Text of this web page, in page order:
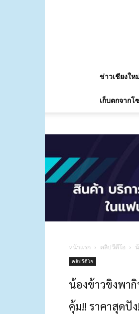
ข่าวเชียงใ
เก็บตกจากโ
หน้าแรก คลิปวีดีโอ
คลิปวีดีโอ
น้องข้าวขิงพา
คุ้ม!! ราคาสุดปัง